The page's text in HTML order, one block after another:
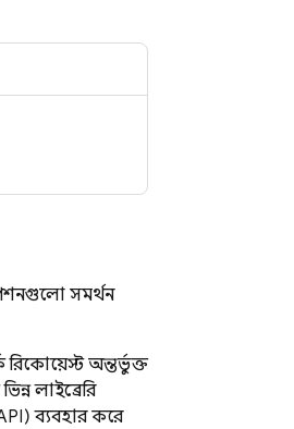
সমর্থন
অন্তর্ভুক্ত
লাইব্রেরি
ব্যবহার করে